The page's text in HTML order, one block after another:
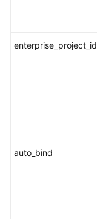
enterprise_project_id
auto_bind